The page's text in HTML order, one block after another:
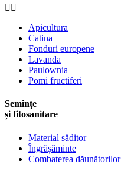
Apicultura
Catina
Fonduri europene
Lavanda
Paulownia
Pomi fructiferi
Semințe
și fitosanitare
Material săditor
Îngrășăminte
Combaterea dăunătorilor